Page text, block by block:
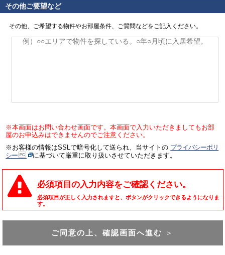
その他ご要望など
その他、ご希望する物件やお部屋条件、ご質問などをご記入ください。
※本画面はお問い合わせ画面です。本画面で入力いただきましてもお部
屋のお申込みはできませんのでご注意ください。
※お客様の情報はSSLで暗号化して送られ、当サイトの プライバシーポリ
シー
に基づいて厳重に取り扱いさせていただきます。
必須項目の入力内容をご確認ください。
必須項目が正しく入力されますと、ボタンがクリックできるようになりま
す。
ご同意の上、確認画面へ進む ＞